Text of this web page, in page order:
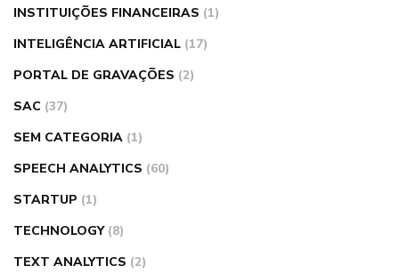
INSTITUIÇÕES FINANCEIRAS (1)
INTELIGÊNCIA ARTIFICIAL (17)
PORTAL DE GRAVAÇÕES (2)
SAC (37)
SEM CATEGORIA (1)
SPEECH ANALYTICS (60)
STARTUP (1)
TECHNOLOGY (8)
TEXT ANALYTICS (2)